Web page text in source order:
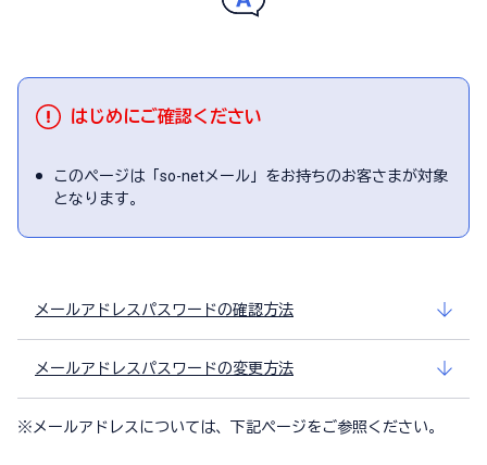
はじめにご確認ください
このページは「so-netメール」をお持ちのお客さまが対象
となります。
メールアドレスパスワードの確認方法
メールアドレスパスワードの変更方法
※メールアドレスについては、下記ページをご参照ください。